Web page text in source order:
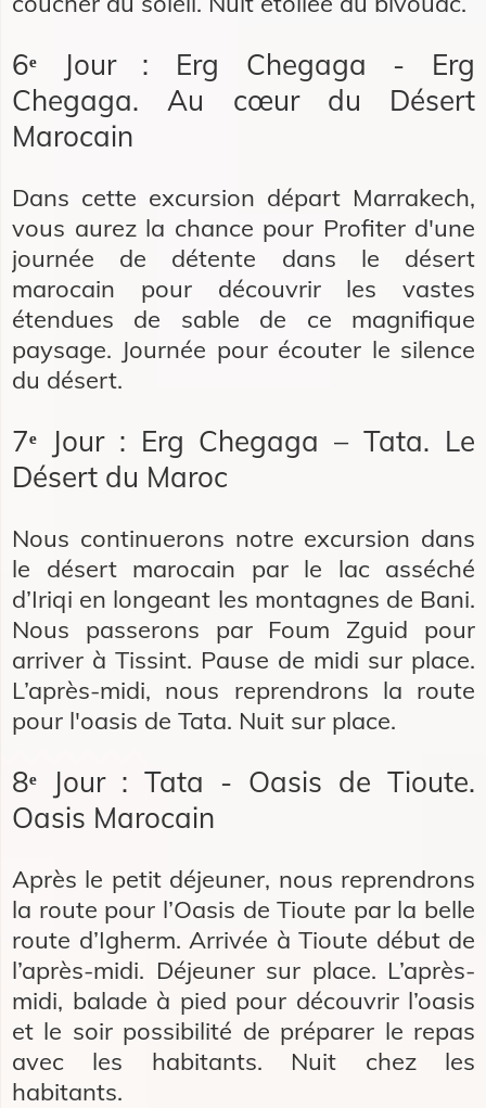
6ᵉ Jour : Erg Chegaga - Erg
Chegaga. Au cœur du Désert
Marocain
Dans cette excursion départ Marrakech,
vous aurez la chance pour Profiter d'une
journée de détente dans le désert
marocain pour découvrir les vastes
étendues de sable de ce magnifique
paysage. Journée pour écouter le silence
du désert.
7ᵉ Jour : Erg Chegaga – Tata. Le
Désert du Maroc
Nous continuerons notre excursion dans
le désert marocain par le lac asséché
d’Iriqi en longeant les montagnes de Bani.
Nous passerons par Foum Zguid pour
arriver à Tissint. Pause de midi sur place.
L’après-midi, nous reprendrons la route
pour l'oasis de Tata. Nuit sur place.
8ᵉ Jour : Tata - Oasis de Tioute.
Oasis Marocain
Après le petit déjeuner, nous reprendrons
la route pour l’Oasis de Tioute par la belle
route d’Igherm. Arrivée à Tioute début de
l’après-midi. Déjeuner sur place. L’après-
midi, balade à pied pour découvrir l’oasis
et le soir possibilité de préparer le repas
avec les habitants. Nuit chez les
habitants.